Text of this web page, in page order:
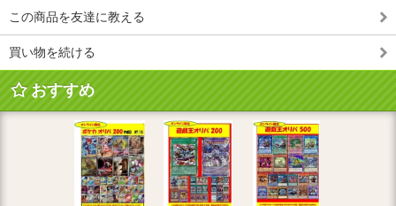
この商品を友達に教える
買い物を続ける
おすすめ